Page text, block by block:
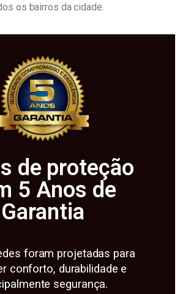
os bairros da cidade.
de proteção
5 Anos de
Garantia
foram projetadas para
conforto, durabilidade e
segurança.